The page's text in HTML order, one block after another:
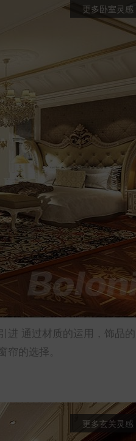
更多卧室灵感
进 通过材质的运用，饰品
的选择。
更多玄关灵感